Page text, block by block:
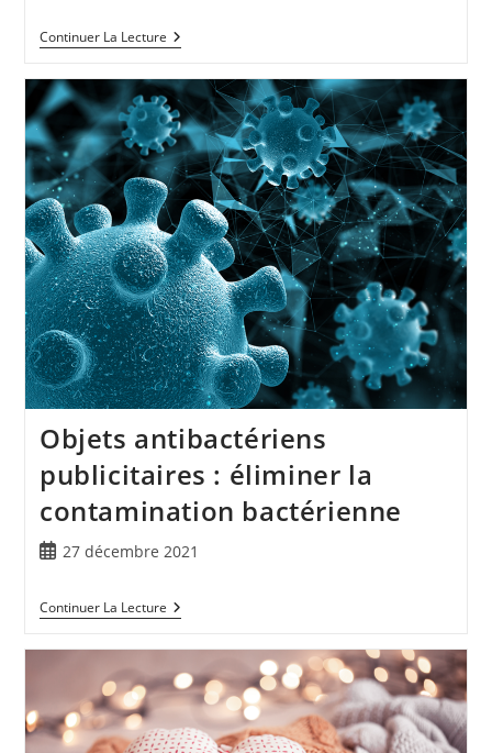
Continuer La Lecture
Objets antibactériens
publicitaires : éliminer la
contamination bactérienne
27 décembre 2021
Continuer La Lecture